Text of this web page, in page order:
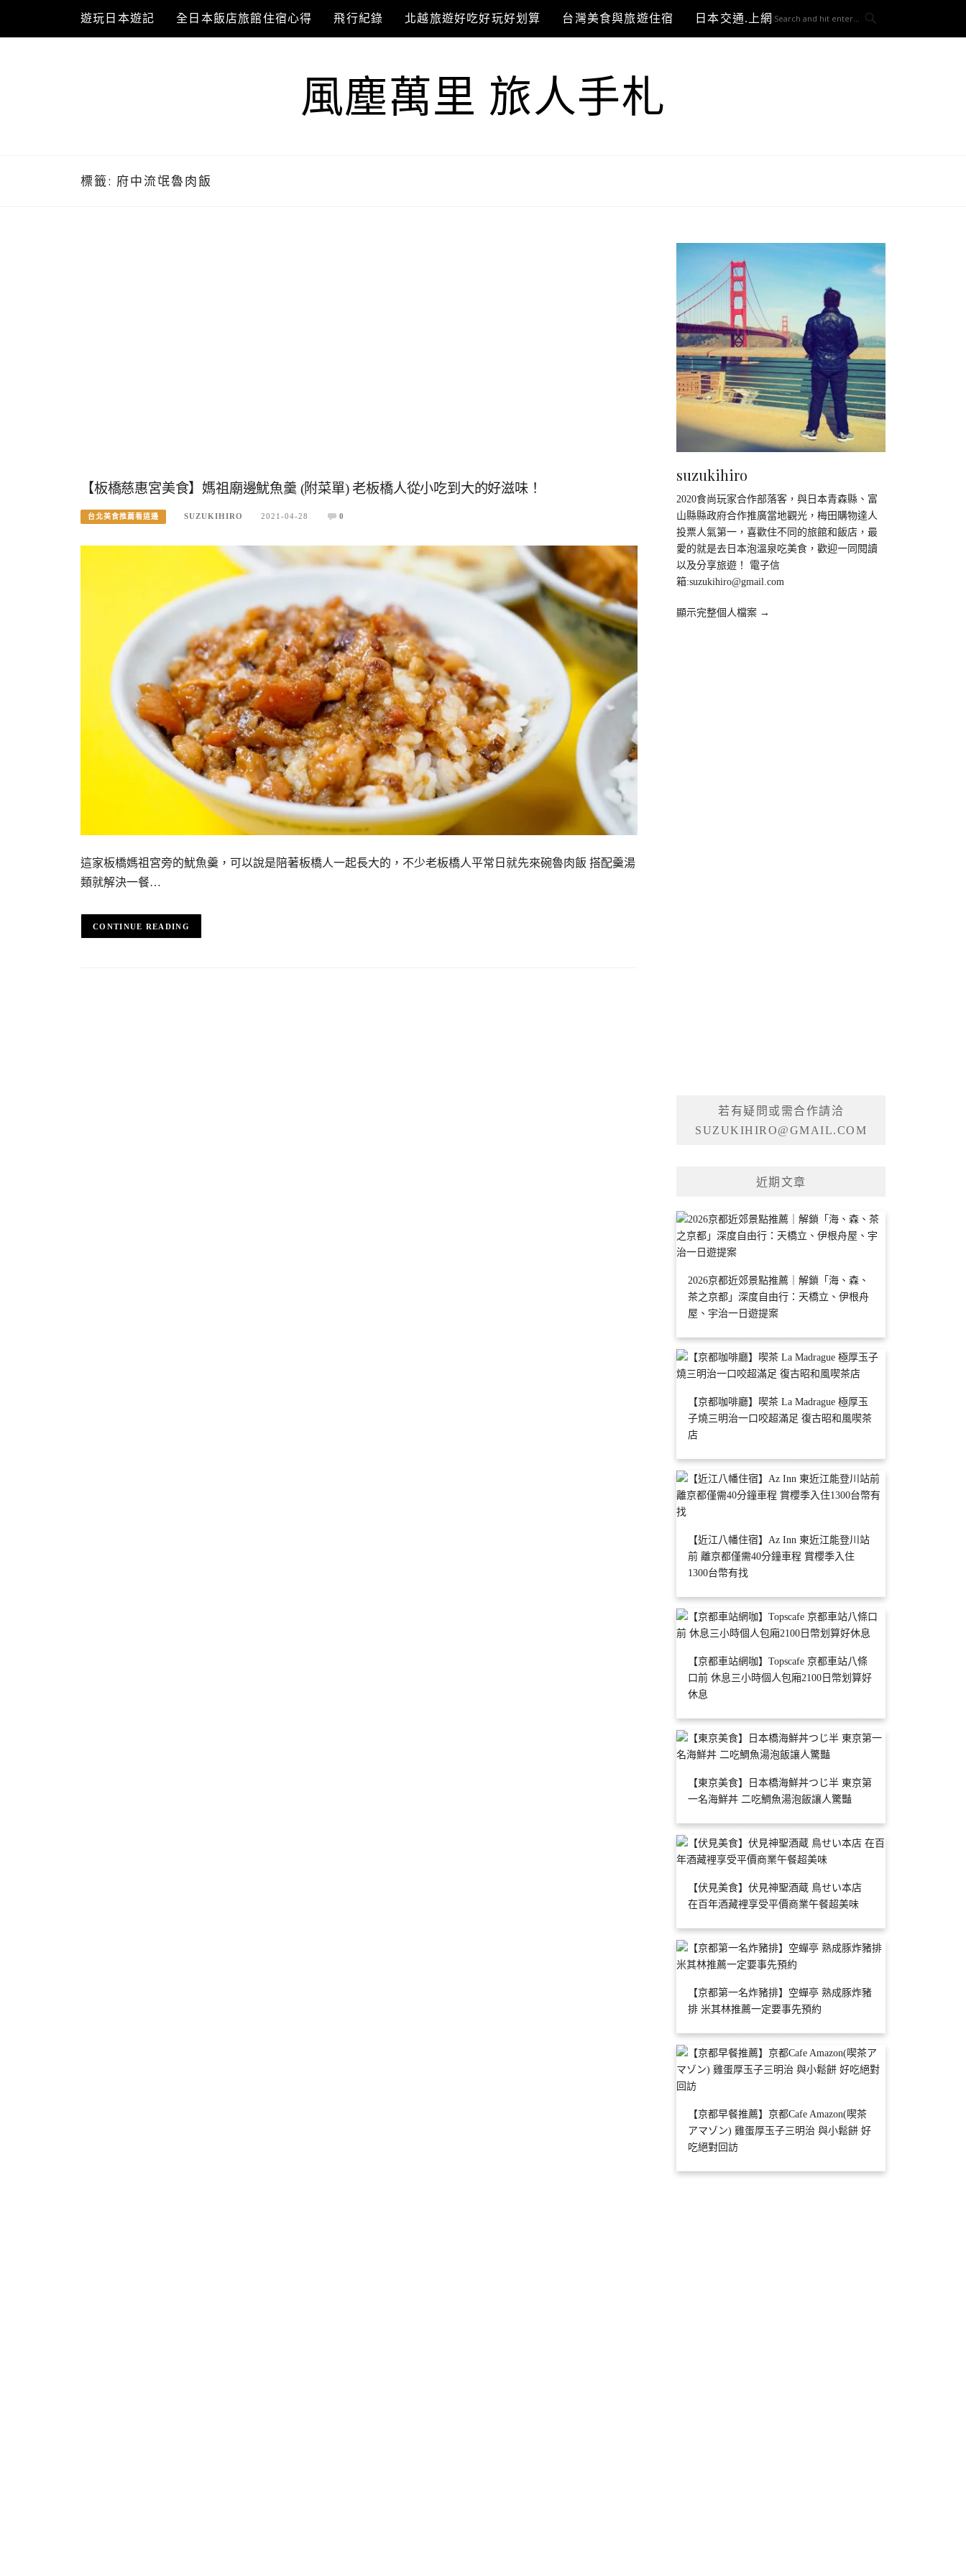
content
遊玩日本遊記 全日本飯店旅館住宿心得 飛行紀錄 北越旅遊好吃好玩好划算 台灣美食與旅遊住宿 日本交通.上網與3C開箱
風塵萬里 旅人手札
標籤: 府中流氓魯肉飯
【板橋慈惠宮美食】媽祖廟邊魷魚羹 (附菜單) 老板橋人從小吃到大的好滋味！
台北美食推薦看這邊 SUZUKIHIRO 2021-04-28 0
這家板橋媽祖宮旁的魷魚羹，可以說是陪著板橋人一起長大的，不少老板橋人平常日就先來碗魯肉飯 搭配羹湯
類就解決一餐…
CONTINUE READING
suzukihiro
2020食尚玩家合作部落客，與日本青森縣、富
山縣縣政府合作推廣當地觀光，梅田購物達人
投票人氣第一，喜歡住不同的旅館和飯店，最
愛的就是去日本泡溫泉吃美食，歡迎一同閱讀
以及分享旅遊！ 電子信
箱:suzukihiro@gmail.com
顯示完整個人檔案 →
若有疑問或需合作請洽
SUZUKIHIRO@GMAIL.COM
近期文章
2026京都近郊景點推薦｜解鎖「海、森、
茶之京都」深度自由行：天橋立、伊根舟
屋、宇治一日遊提案
【京都咖啡廳】喫茶 La Madrague 極厚玉
子燒三明治一口咬超滿足 復古昭和風喫茶
店
【近江八幡住宿】Az Inn 東近江能登川站
前 離京都僅需40分鐘車程 賞櫻季入住
1300台幣有找
【京都車站網咖】Topscafe 京都車站八條
口前 休息三小時個人包廂2100日幣划算好
休息
【東京美食】日本橋海鮮丼つじ半 東京第
一名海鮮丼 二吃鯛魚湯泡飯讓人驚豔
【伏見美食】伏見神聖酒蔵 鳥せい本店
在百年酒藏裡享受平價商業午餐超美味
【京都第一名炸豬排】空蟬亭 熟成豚炸豬
排 米其林推薦一定要事先預約
【京都早餐推薦】京都Cafe Amazon(喫茶
アマゾン) 雞蛋厚玉子三明治 與小鬆餅 好
吃絕對回訪